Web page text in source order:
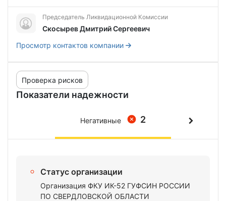
Председатель Ликвидационной Комиссии
Скосырев Дмитрий Сергеевич
Просмотр контактов компании
Показатели надежности
Проверка рисков
2
Негативные
Статус организации
Организация ФКУ ИК-52 ГУФСИН РОССИИ
ПО СВЕРДЛОВСКОЙ ОБЛАСТИ